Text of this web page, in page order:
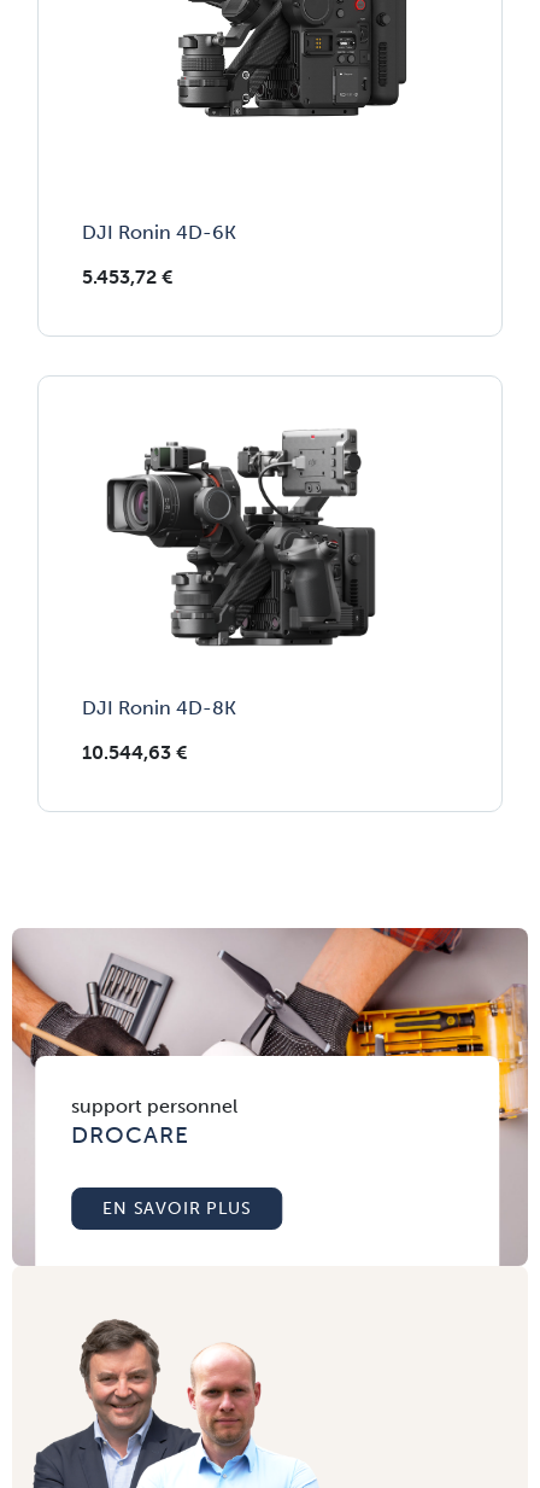
DJI Ronin 4D-6K
5.453,72 €
DJI Ronin 4D-8K
10.544,63 €
support personnel
DROCARE
EN SAVOIR PLUS